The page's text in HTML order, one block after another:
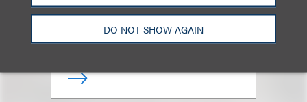
DO NOT SHOW AGAIN
合伙人
+1.202.618.5006